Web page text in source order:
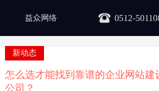
0512-
益众网络
新动态
怎么选才能找到靠谱的企业网站建
公司？